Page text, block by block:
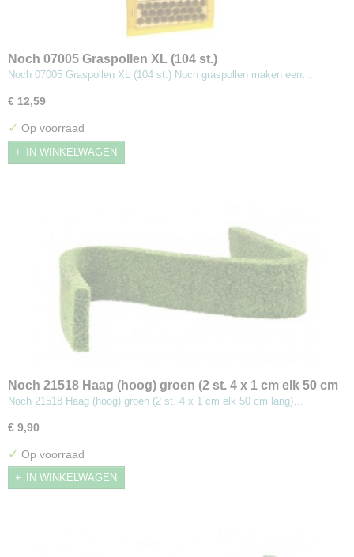
Noch 07005 Graspollen XL (104 st.)
Noch 07005 Graspollen XL (104 st.) Noch graspollen maken een…
€ 12,59
✓ Op voorraad
IN WINKELWAGEN
Noch 21518 Haag (hoog) groen (2 st. 4 x 1 cm elk 50 cm
lang)
Noch 21518 Haag (hoog) groen (2 st. 4 x 1 cm elk 50 cm lang)…
€ 9,90
✓ Op voorraad
IN WINKELWAGEN